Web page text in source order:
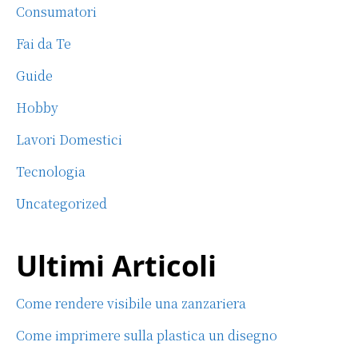
Consumatori
Fai da Te
Guide
Hobby
Lavori Domestici
Tecnologia
Uncategorized
Ultimi Articoli
Come rendere visibile una zanzariera
Come imprimere sulla plastica un disegno